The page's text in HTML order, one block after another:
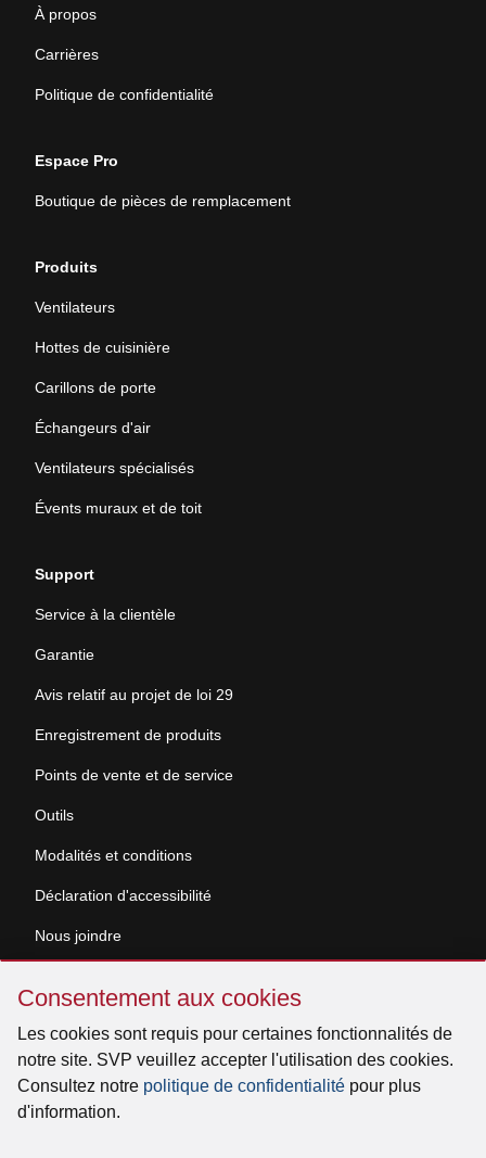
Consentement
aux
cookies
Consentement aux cookies
Les cookies sont requis pour certaines fonctionnalités de
notre site. SVP veuillez accepter l'utilisation des cookies.
Consultez notre politique de confidentialité pour plus
d'information.
À propos
Carrières
Politique de confidentialité
Espace Pro
Boutique de pièces de remplacement
Produits
Ventilateurs
Hottes de cuisinière
Carillons de porte
Échangeurs d'air
Ventilateurs spécialisés
Évents muraux et de toit
Support
Service à la clientèle
Garantie
Avis relatif au projet de loi 29
Enregistrement de produits
Points de vente et de service
Outils
Modalités et conditions
Déclaration d'accessibilité
Nous joindre
© 2026 Venmar Ventilation ULC Tous droits réservés.
Facebook
Instagram